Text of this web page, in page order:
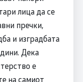
лица да се
пречки,
и изградбата
Дека
е
на самиот